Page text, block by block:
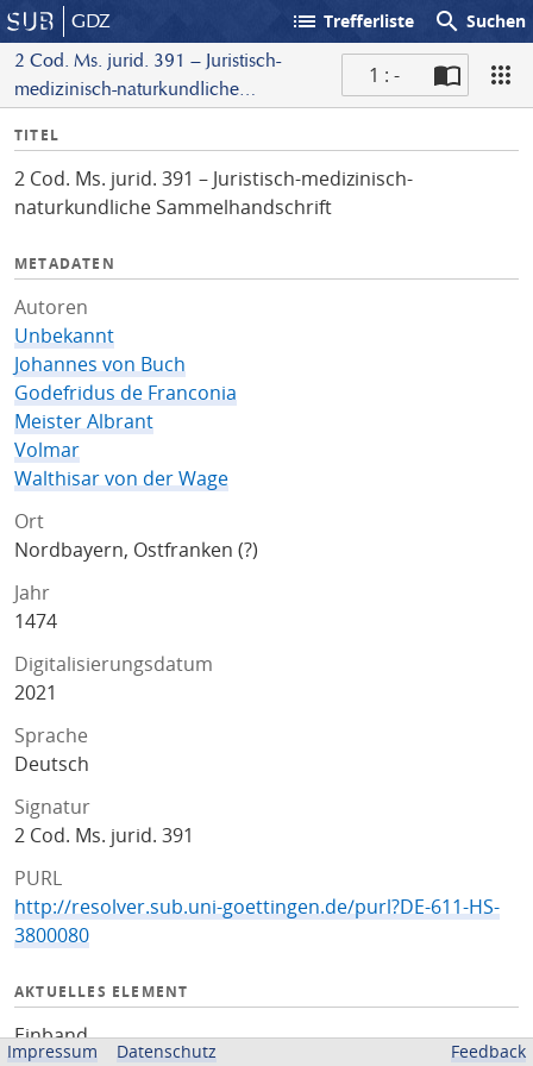
GDZ list Trefferliste search Suchen
2 Cod. Ms. jurid. 391 – Juristisch-
medizinisch-naturkundliche
1 : -
I
f
o
TITEL
2 Cod. Ms. jurid. 391 – Juristisch-medizinisch-
naturkundliche Sammelhandschrift
METADATEN
Autoren
Unbekannt
Johannes von Buch
Godefridus de Franconia
Meister Albrant
Volmar
Walthisar von der Wage
Ort
Nordbayern, Ostfranken (?)
Jahr
1474
Digitalisierungsdatum
2021
Sprache
Deutsch
Signatur
2 Cod. Ms. jurid. 391
PURL
http://resolver.sub.uni-goettingen.de/purl?DE-611-HS-
3800080
AKTUELLES ELEMENT
Einband
Impressum Datenschutz Feedback